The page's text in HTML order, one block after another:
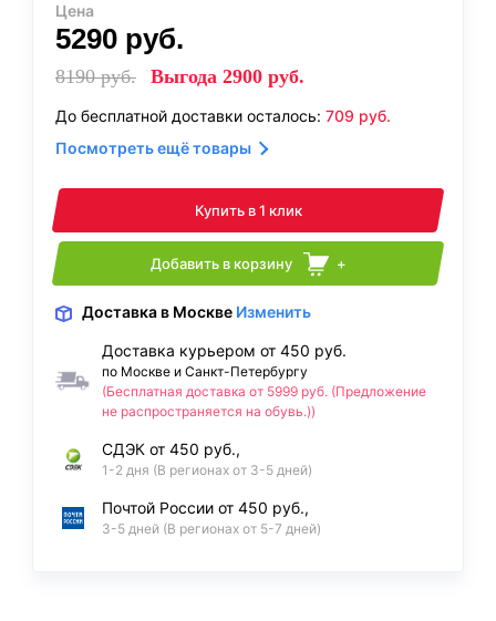
Цена
5290 руб.
8190руб. Выгода 2900 руб.
До бесплатной доставки осталось: 709 руб.
Посмотреть ещё товары
Купить в 1 клик
Добавить в корзину +
Доставка в Москве Изменить
Доставка курьером от 450 руб.
по Москве и Санкт-Петербургу
(Бесплатная доставка от 5999 руб. (Предложение
не распространяется на обувь.))
СДЭК от 450 руб.,
1-2 дня (В регионах от 3-5 дней)
Почтой России от 450 руб.,
3-5 дней (В регионах от 5-7 дней)